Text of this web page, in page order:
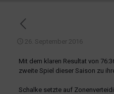
26. September 2016
Mit dem klaren Resultat von
zweite Spiel dieser Saison zu
Schalke setzte auf